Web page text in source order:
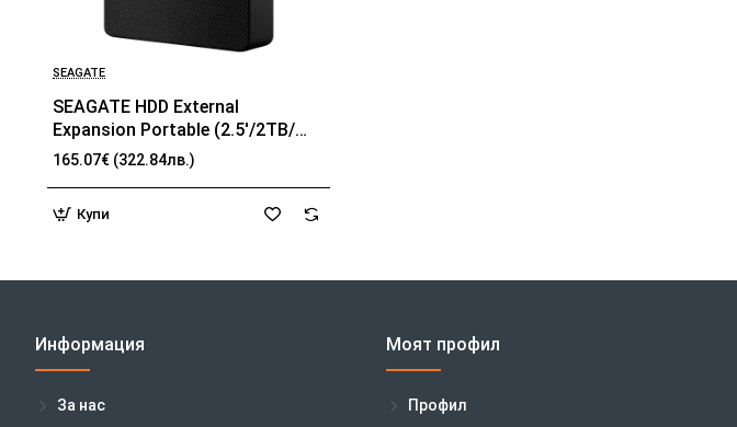
SEAGATE
SEAGATE HDD External
Expansion Portable (2.5'/2TB/
USB 3.0/ RMN SRD0NF1)
165.07€ (322.84лв.)
Купи
Информация
За нас
Моят профил
Профил